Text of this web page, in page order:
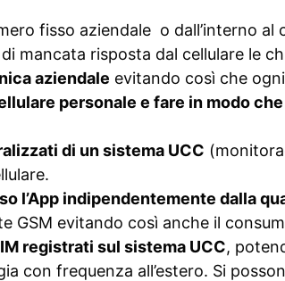
fisso aziendale o dall’interno
mancata risposta dal cellulare le
aziendale evitando così che
personale e fare in modo
di un sistema UCC
l’App indipendentemente dalla
GSM evitando così anche il
registrati sul sistema UCC,
con frequenza all’estero. Si